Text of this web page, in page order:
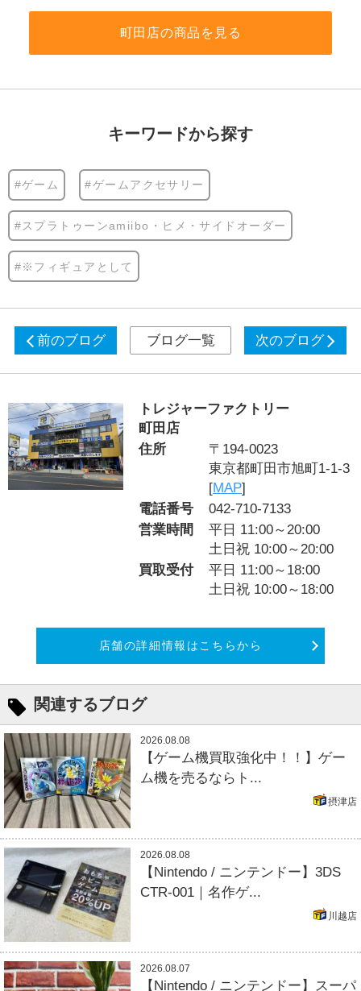
町田店の商品を見る
キーワードから探す
#ゲーム #ゲームアクセサリー
#スプラトゥーンamiibo・ヒメ・サイドオーダー
#※フィギュアとして
前のブログ ブログ一覧 次のブログ
トレジャーファクトリー
町田店
住所
〒194-0023
東京都町田市旭町1-1-3
[MAP]
電話番号
042-710-7133
営業時間
平日 11:00～20:00
土日祝 10:00～20:00
買取受付
平日 11:00～18:00
土日祝 10:00～18:00
店舗の詳細情報はこちらから
関連するブログ
2026.08.08
【ゲーム機買取強化中！！】ゲー
ム機を売るならト...
摂津店
2026.08.08
【Nintendo / ニンテンドー】3DS
CTR-001｜名作ゲ...
川越店
2026.08.07
【Nintendo / ニンテンドー】スーパ